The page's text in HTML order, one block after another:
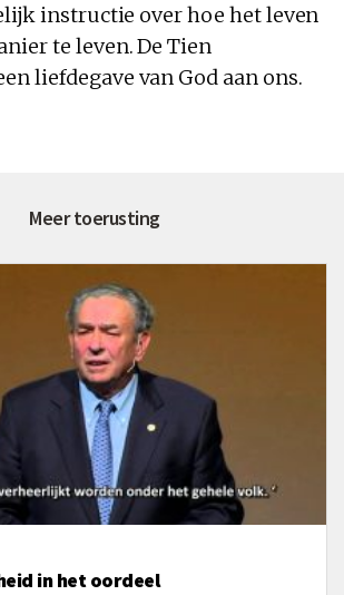
instructie over hoe het leven
te leven.De Tien
liefdegave van God aan ons.
Meer toerusting
in het oordeel